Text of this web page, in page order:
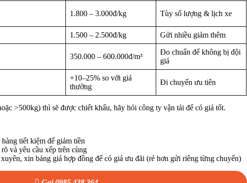
1.800 – 3.000đ/kg Tùy số lượng & lịch xe
1.500 – 2.500đ/kg Gửi nhiều giảm thêm
350.000 – 600.000đ/m³
Đo chuẩn để không bị đội
giá
+10–25% so với giá
thường
Đi chuyến ưu tiên
>500kg) thì sẽ được chiết khấu, hãy hỏi công ty vận tải để có giá tốt.
tiết kiệm để giảm tiền
và yêu cầu xếp trên cùng
xin bảng giá hợp đồng để có giá ưu đãi (rẻ hơn gửi riêng từng chuyến)